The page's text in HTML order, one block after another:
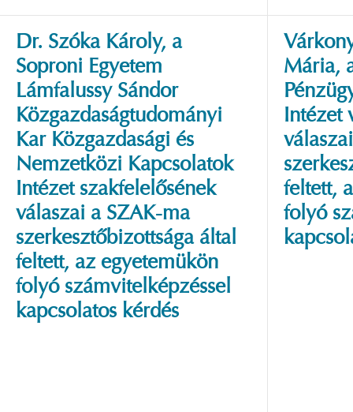
Dr. Szóka Károly, a
Soproni Egyetem
Lámfalussy Sándor
Közgazdaságtudományi
Kar Közgazdasági és
Nemzetközi Kapcsolatok
Intézet szakfelelősének
válaszai a SZAK-ma
szerkesztőbizottsága által
feltett, az egyetemükön
folyó számvitelképzéssel
kapcsolatos kérdés
Mária,
Intézet
feltett,
folyó